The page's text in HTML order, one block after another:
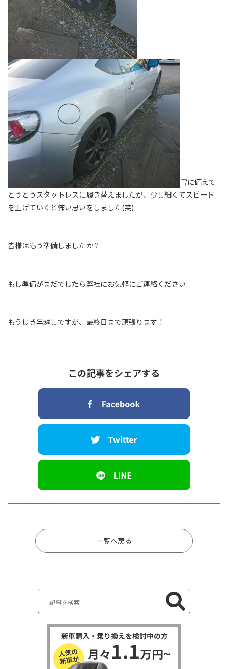
雪に備えて
とうとうスタットレスに履き替えましたが、少し細くてスピード
を上げていくと怖い思いをしました(笑)
皆様はもう準備しましたか？
もし準備がまだでしたら弊社にお気軽にご連絡ください
もうじき年越しですが、最終日まで頑張ります！
この記事をシェアする
一覧へ戻る